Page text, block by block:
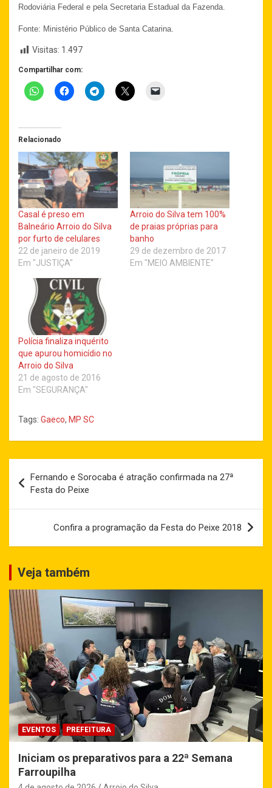
Rodoviária Federal e pela Secretaria Estadual da Fazenda.
Fonte: Ministério Público de Santa Catarina.
Visitas: 1.497
Compartilhar com:
Relacionado
Casal é preso em
Balneário Arroio do Silva
por furto de celulares
22 de janeiro de 2019
Em "JUSTIÇA"
Arroio do Silva tem 100%
de praias próprias para
banho
29 de dezembro de 2017
Em "MEIO AMBIENTE"
Polícia finaliza inquérito
que apurou homicídio no
Arroio do Silva
21 de agosto de 2016
Em "SEGURANÇA"
Tags: Gaeco, MP SC
de
Post
Fernando e Sorocaba é atração confirmada na 27ª
Festa do Peixe
Confira a programação da Festa do Peixe 2018
Veja também
EVENTOS PREFEITURA
Iniciam os preparativos para a 22ª Semana
Farroupilha